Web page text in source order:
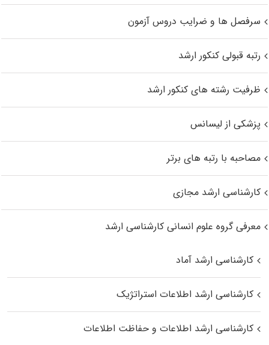
سرفصل ها و ضرایب دروس آزمون
رتبه قبولی کنکور ارشد
ظرفیت رشته های کنکور ارشد
پزشکی از لیسانس
مصاحبه با رتبه های برتر
کارشناسی ارشد مجازی
معرفی گروه علوم انسانی کارشناسی ارشد
کارشناسی ارشد آماد
کارشناسی ارشد اطلاعات استراتژیک
کارشناسی ارشد اطلاعات و حفاظت اطلاعات